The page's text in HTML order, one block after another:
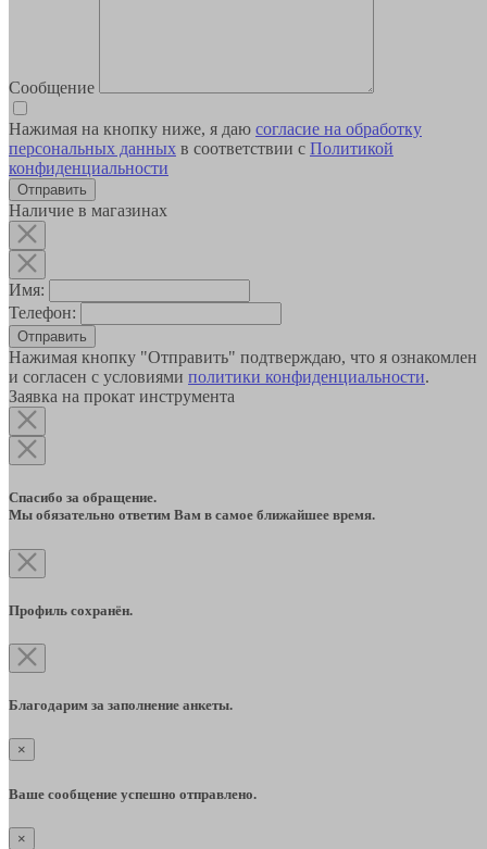
Сообщение
Нажимая на кнопку ниже, я даю согласие на обработку
персональных данных в соответствии с Политикой
конфиденциальности
Наличие в магазинах
Имя:
Телефон:
Отправить
Нажимая кнопку "Отправить" подтверждаю, что я ознакомлен
и согласен с условиями политики конфиденциальности.
Заявка на прокат инструмента
Спасибо за обращение.
Мы обязательно ответим Вам в самое ближайшее время.
Профиль сохранён.
Благодарим за заполнение анкеты.
×
Ваше сообщение успешно отправлено.
×